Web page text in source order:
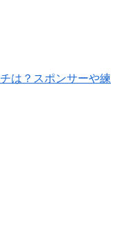
は？スポンサーや練